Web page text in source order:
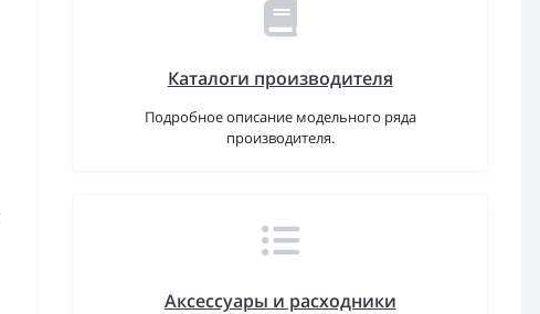
Каталоги производителя
Подробное описание модельного ряда
производителя.
Аксессуары и расходники